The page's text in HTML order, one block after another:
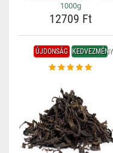
1000g
12709 Ft
ÚJDONSÁG KEDVEZMÉNY